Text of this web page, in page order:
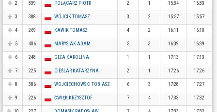
2 339 POŁĄCARZ PIOTR 2 1 15:34 15:33
3 388 WÓJCIK TOMASZ 3 2 15:57 15:57
4 269 KAWIK TOMASZ 4 2 16:11 16:10
5 406 MARYSIAK ADAM 5 3 16:39 16:39
6 248 GIZA KAROLINA 1 1 17:13 17:13
7 225 CIEŚLAR KATARZYNA 2 1 17:26 17:26
8 386 WOJCIECHOWSKI TOBIASZ 6 3 17:28 17:27
9 226 ĆWIĘK KRZYSZTOF 7 4 17:33 17:32